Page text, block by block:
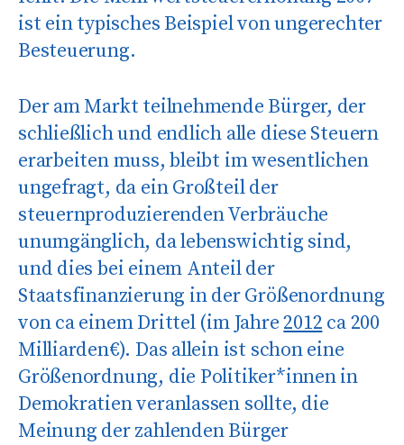
ist ein typisches Beispiel von ungerechter
Besteuerung.
Der am Markt teilnehmende Bürger, der
schließlich und endlich alle diese Steuern
erarbeiten muss, bleibt im wesentlichen
ungefragt, da ein Großteil der
steuernproduzierenden Verbräuche
unumgänglich, da lebenswichtig sind,
und dies bei einem Anteil der
Staatsfinanzierung in der Größenordnung
von ca einem Drittel (im Jahre2012 ca 200
Milliarden€). Das allein ist schon eine
Größenordnung, die Politiker*innen in
Demokratien veranlassen sollte, die
Meinung der zahlenden Bürger